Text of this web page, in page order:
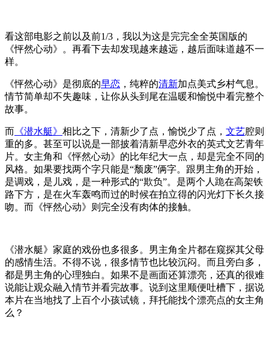
看这部电影之前以及前1/3，我以为这是完完全全英国版的
《怦然心动》。再看下去却发现越来越远，越后面味道越不一
样。
《怦然心动》是彻底的早恋 ，纯粹的清新加点美式乡村气息。
情节简单却不失趣味，让你从头到尾在温暖和愉悦中看完整个
故事。
而 《潜水艇》 相比之下，清新少了点，愉悦少了点， 文艺腔则
重的多。甚至可以说是一部披着清新早恋外衣的英式文艺青年
片。女主角和《怦然心动》的比年纪大一点，却是完全不同的
风格。如果要找两个字只能是“颓废”俩字。跟男主角的开始，
是调戏，是儿戏，是一种形式的“欺负”。是两个人跪在高架铁
路下方，是在火车轰鸣而过的时候在拍立得的闪光灯下长久接
吻。而《怦然心动》则完全没有肉体的接触。
《潜水艇》家庭的戏份也多很多。男主角全片都在窥探其父母
的感情生活。不得不说，很多情节也比较沉闷。而且旁白多，
都是男主角的心理独白。如果不是画面还算漂亮，还真的很难
说能让观众融入情节并看完故事。说到这里顺便吐槽下，据说
本片在当地找了上百个小孩试镜，拜托能找个漂亮点的女主角
么？